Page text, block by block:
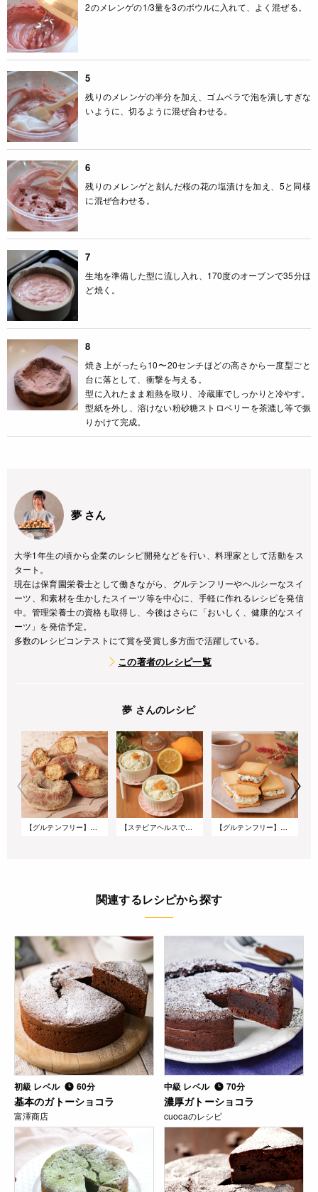
2のメレンゲの1/3量を3のボウルに入れて、よく混ぜる。
5
残りのメレンゲの半分を加え、ゴムベラで泡を潰しすぎな
いように、切るように混ぜ合わせる。
6
残りのメレンゲと刻んだ桜の花の塩漬けを加え、5と同様
に混ぜ合わせる。
7
生地を準備した型に流し入れ、170度のオーブンで35分ほ
ど焼く。
8
焼き上がったら10〜20センチほどの高さから一度型ごと
台に落として、衝撃を与える。
型に入れたまま粗熱を取り、冷蔵庫でしっかりと冷やす。
型紙を外し、溶けない粉砂糖ストロベリーを茶漉し等で振
りかけて完成。
夢 さん
大学1年生の頃から企業のレシピ開発などを行い、料理家として活動をス
タート。
現在は保育園栄養士として働きながら、グルテンフリーやヘルシーなスイ
ーツ、和素材を生かしたスイーツ等を中心に、手軽に作れるレシピを発信
中。管理栄養士の資格も取得し、今後はさらに「おいしく、健康的なスイ
ーツ」を発信予定。
多数のレシピコンテストにて賞を受賞し多方面で活躍している。
この著者のレシピ一覧
夢 さんのレシピ
【グルテンフリー】黒糖きな粉の米粉オールドファッション 【ステビアヘルスで低糖質】なめらか♪さっぱりレモンのヨーグルトアイス 【グルテンフリー】米粉で作るナッツとレーズンのメープルチーズサンドクッキー
関連するレシピから探す
初級 レベル 60分
基本のガトーショコラ
富澤商店
中級 レベル 70分
濃厚ガトーショコラ
cuocaのレシピ